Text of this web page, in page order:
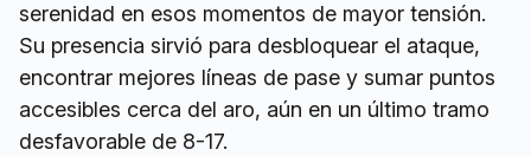
serenidad en esos momentos de mayor tensión.
Su presencia sirvió para desbloquear el ataque,
encontrar mejores líneas de pase y sumar puntos
accesibles cerca del aro, aún en un último tramo
desfavorable de 8-17.